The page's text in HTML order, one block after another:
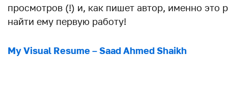
просмотров (!) и, как пишет автор, именно это
найти ему первую работу!
My Visual Resume – Saad Ahmed Shaikh